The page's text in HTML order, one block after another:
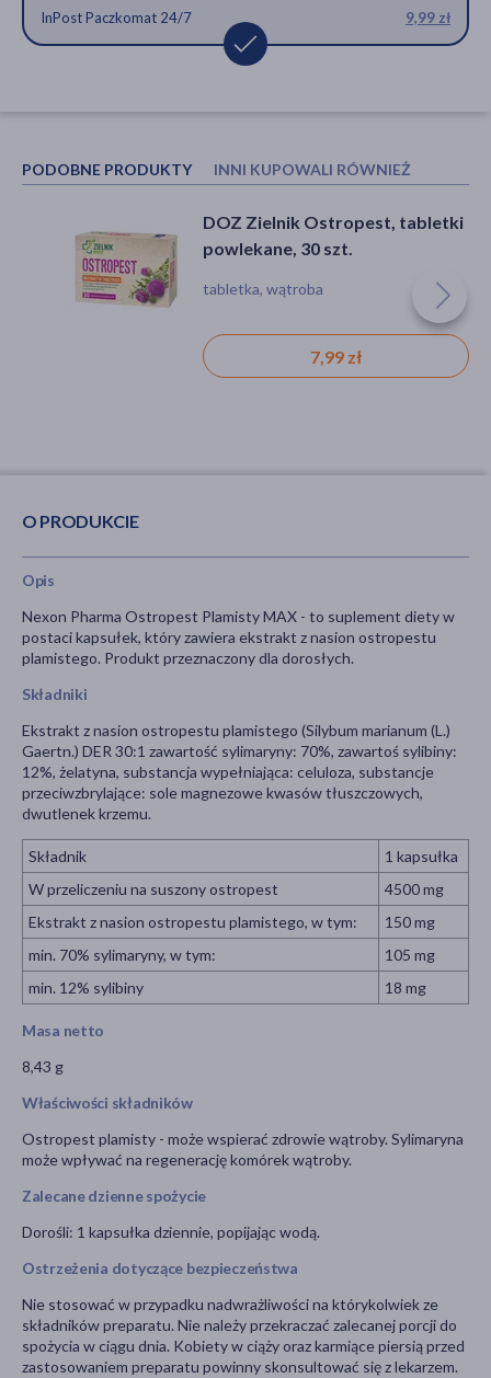
InPost Paczkomat 24/7
9,99 zł
PODOBNE PRODUKTY INNI KUPOWALI RÓWNIEŻ
DOZ Zielnik Ostropest, tabletki
powlekane, 30 szt.
tabletka, wątroba
7,99 zł
ZIELNIK DOZ Karczoch, tabletki
powlekane, 60 szt.
tabletka, trawienie
15,99 zł
O PRODUKCIE
Opis
Nexon Pharma Ostropest Plamisty MAX - to suplement diety w
postaci kapsułek, który zawiera ekstrakt z nasion ostropestu
plamistego. Produkt przeznaczony dla dorosłych.
Składniki
Ekstrakt z nasion ostropestu plamistego (Silybum marianum (L.)
Gaertn.) DER 30:1 zawartość sylimaryny: 70%, zawartoś sylibiny:
12%, żelatyna, substancja wypełniająca: celuloza, substancje
przeciwzbrylające: sole magnezowe kwasów tłuszczowych,
dwutlenek krzemu.
Składnik
1 kapsułka
W przeliczeniu na suszony ostropest
4500 mg
Ekstrakt z nasion ostropestu plamistego, w tym:
150 mg
min. 70% sylimaryny, w tym:
105 mg
min. 12% sylibiny
18 mg
Masa netto
8,43 g
Właściwości składników
Ostropest plamisty - może wspierać zdrowie wątroby. Sylimaryna
może wpływać na regenerację komórek wątroby.
Zalecane dzienne spożycie
Dorośli: 1 kapsułka dziennie, popijając wodą.
Ostrzeżenia dotyczące bezpieczeństwa
Nie stosować w przypadku nadwrażliwości na którykolwiek ze
składników preparatu. Nie należy przekraczać zalecanej porcji do
spożycia w ciągu dnia. Kobiety w ciąży oraz karmiące piersią przed
zastosowaniem preparatu powinny skonsultować się z lekarzem.